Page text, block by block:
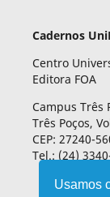
Usamos
Cadernos
Centro
Editora FOA
Campus Três
Três Poços,
CEP: 27240-
Tel.: (24)